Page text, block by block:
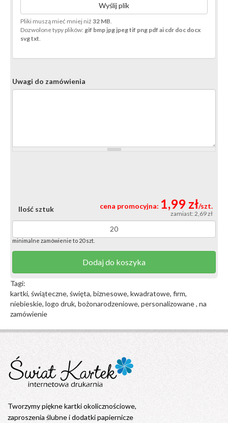
Wyślij plik
Pliki muszą mieć mniej niż32 MB
Dozwolone typy plików: gif bmp jpg jpeg tif png pdf ai cdr doc docx
svg txt
Uwagi do zamówienia
Ilość sztuk
minimalne zamówienie to 20 szt.
Dodaj do koszyka
cena promocyjna: 1,99 zł/szt.
zamiast: 2,69 zł
Tagi:
kartki, świąteczne, święta, biznesowe, kwadratowe, firm,
niebieskie, logo druk, bożonarodzeniowe, personalizowane , na
zamówienie
Tworzymy piękne kartki okolicznościowe,
zaproszenia ślubne i dodatki papiernicze